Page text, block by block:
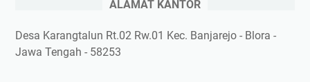
ALAMAT KANTOR
Desa Karangtalun Rt.02 Rw.01 Kec. Banjarejo - Blora -
Jawa Tengah - 58253